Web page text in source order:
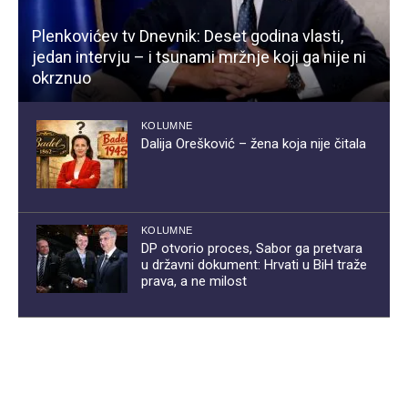
Plenkovićev tv Dnevnik: Deset godina vlasti,
jedan intervju – i tsunami mržnje koji ga nije ni
okrznuo
KOLUMNE
Dalija Orešković – žena koja nije čitala
KOLUMNE
DP otvorio proces, Sabor ga pretvara
u državni dokument: Hrvati u BiH traže
prava, a ne milost